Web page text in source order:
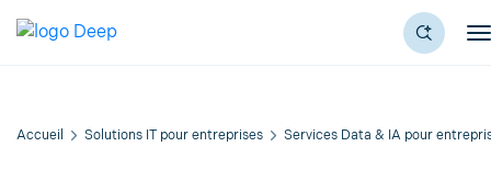
Accueil Solutions IT pour entreprises Services Data & IA pour